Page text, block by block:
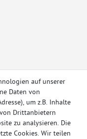
auf unserer
Daten von
um z.B. Inhalte
Drittanbietern
zu analysieren. Die
Cookies. Wir teilen